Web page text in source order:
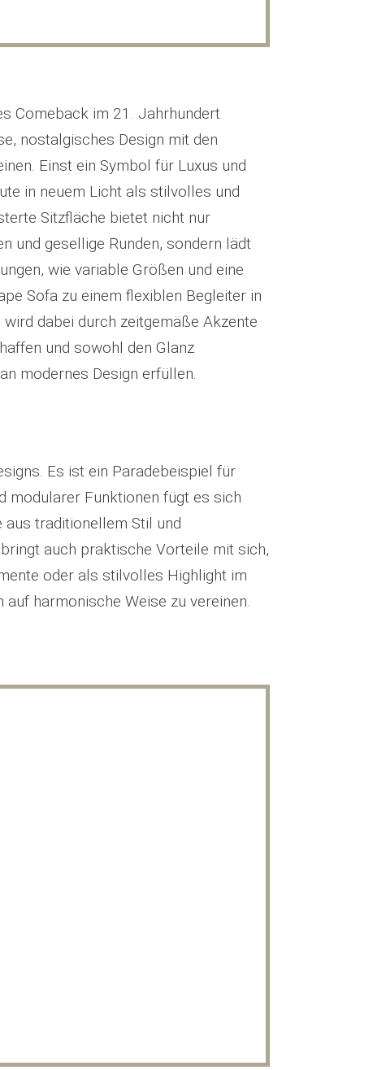
Comeback im 21. Jahrhundert
nostalgisches Design mit den
Einst ein Symbol für Luxus und
in neuem Licht als stilvolles und
Sitzfläche bietet nicht nur
und gesellige Runden, sondern lädt
wie variable Größen und eine
Sofa zu einem flexiblen Begleiter in
dabei durch zeitgemäße Akzente
und sowohl den Glanz
modernes Design erfüllen.
Es ist ein Paradebeispiel für
modularer Funktionen fügt es sich
aus traditionellem Stil und
auch praktische Vorteile mit sich,
oder als stilvolles Highlight im
harmonische Weise zu vereinen.